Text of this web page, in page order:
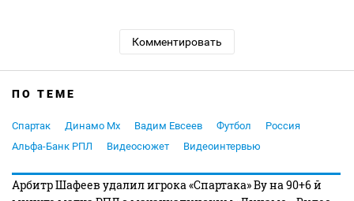
Комментировать
ПО ТЕМЕ
Спартак Динамо Мх Вадим Евсеев Футбол
Россия
Альфа-Банк РПЛ
Видеосюжет Видеоинтервью
Арбитр Шафеев удалил игрока «Спартака» Ву на 90+6 й